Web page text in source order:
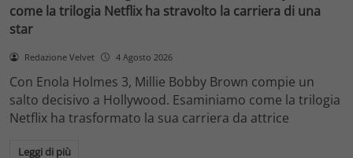
come la trilogia Netflix ha stravolto la carriera di una
star
Redazione Velvet 4 Agosto 2026
Con Enola Holmes 3, Millie Bobby Brown compie un
salto decisivo a Hollywood. Esaminiamo come la trilogia
Netflix ha trasformato la sua carriera da attrice
Leggi di più